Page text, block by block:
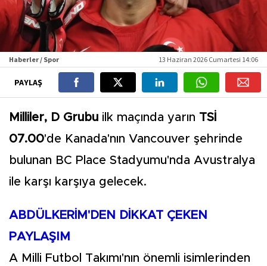
Haberler / Spor 13 Haziran 2026 Cumartesi 14:06
PAYLAŞ
Milliler, D Grubu ilk maçında yarın TSİ
07.00'de Kanada'nın Vancouver şehrinde
bulunan BC Place Stadyumu'nda Avustralya
ile karşı karşıya gelecek.
ABDÜLKERİM'DEN DİKKAT ÇEKEN
PAYLAŞIM
A Milli Futbol Takımı'nın önemli isimlerinden